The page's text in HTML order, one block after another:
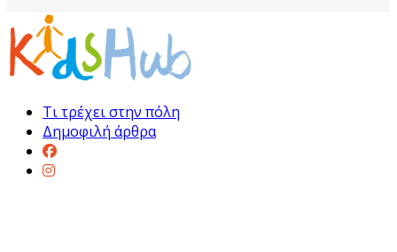
Τι τρέχει στην πόλη
Δημοφιλή άρθρα